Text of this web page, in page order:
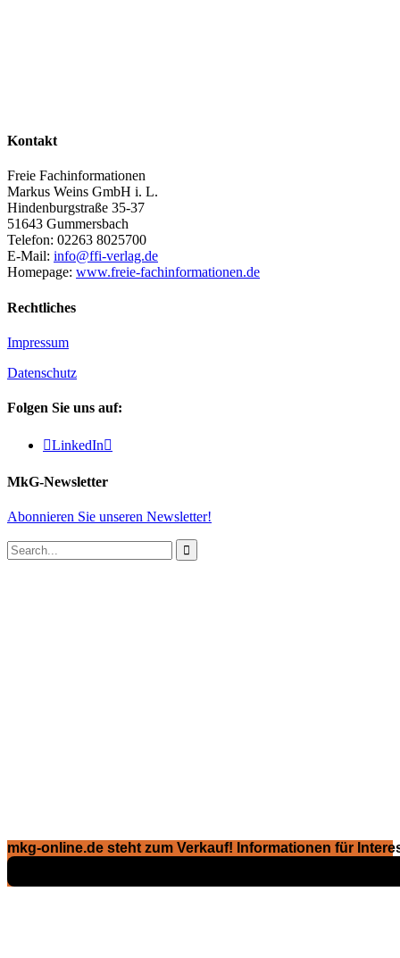
Kontakt
Freie Fachinformationen
Markus Weins GmbH i. L.
Hindenburgstraße 35-37
51643 Gummersbach
Telefon: 02263 8025700
E-Mail: info@ffi-verlag.de
Homepage: www.freie-fachinformationen.de
Rechtliches
Impressum
Datenschutz
Folgen Sie uns auf:
LinkedIn
MkG-Newsletter
Abonnieren Sie unseren Newsletter!

mkg-online.de steht zum Verkauf! Informationen für